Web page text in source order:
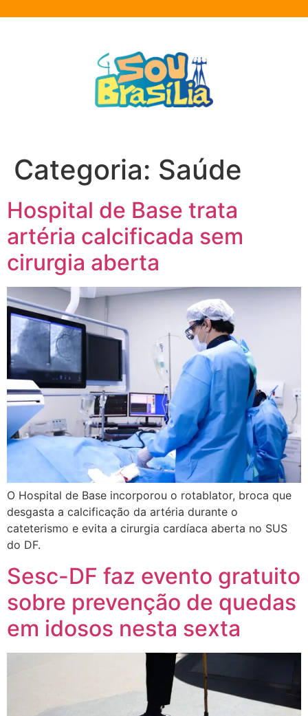
Categoria: Saúde
Hospital de Base trata
artéria calcificada sem
cirurgia aberta
O Hospital de Base incorporou o rotablator, broca que
desgasta a calcificação da artéria durante o
cateterismo e evita a cirurgia cardíaca aberta no SUS
do DF.
Sesc-DF faz evento gratuito
sobre prevenção de quedas
em idosos nesta sexta